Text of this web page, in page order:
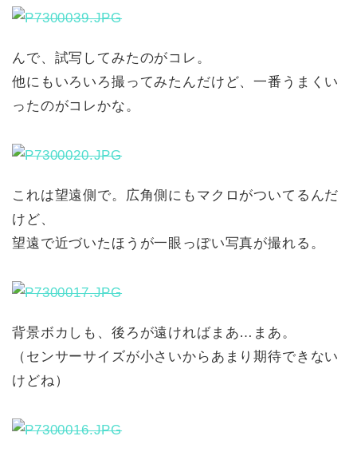
んで、試写してみたのがコレ。
他にもいろいろ撮ってみたんだけど、一番うまくい
ったのがコレかな。
これは望遠側で。広角側にもマクロがついてるんだ
けど、
望遠で近づいたほうが一眼っぽい写真が撮れる。
背景ボカしも、後ろが遠ければまあ…まあ。
（センサーサイズが小さいからあまり期待できない
けどね）